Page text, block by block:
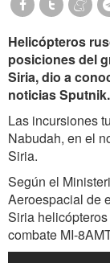
Helicópteros
posiciones del
Siria, dio a
noticias Sputnik.
Las incursiones
Nabudah, en el
Siria.
Según el
Aeroespacial de
Siria
combate MI-